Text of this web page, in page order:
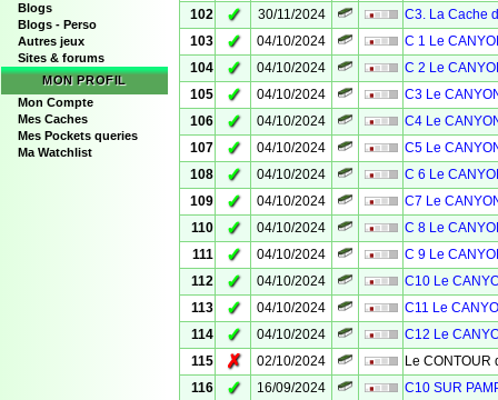
Blogs
Blogs - Perso
Autres jeux
Sites & forums
MON PROFIL
Mon Compte
Mes Caches
Mes Pockets queries
Ma Watchlist
102
✓ 30/11/2024
C3. La Cache
103
✓ 04/10/2024
C 1 Le
104
✓ 04/10/2024
C 2 Le
105
✓ 04/10/2024
C3 Le
106
✓ 04/10/2024
C4 Le
107
✓ 04/10/2024
C5 Le
108
✓ 04/10/2024
C 6 Le
109
✓ 04/10/2024
C7 Le
110
✓ 04/10/2024
C 8 Le
111
✓ 04/10/2024
C 9 Le
112
✓ 04/10/2024
C10 Le
113
✓ 04/10/2024
C11 Le
114
✓ 04/10/2024
C12 Le
115
✗ 02/10/2024
Le CONTOUR
116
✓ 16/09/2024
C10 SUR